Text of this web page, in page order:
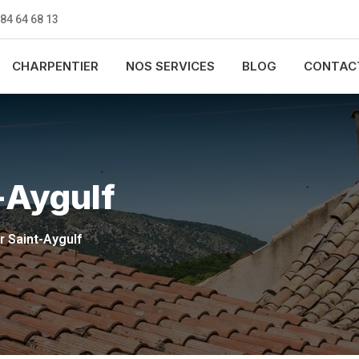
64 68 13
CHARPENTIER NOS SERVICES BLOG
Aygulf
Saint-Aygulf